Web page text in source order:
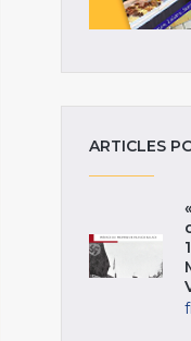
ARTICLES